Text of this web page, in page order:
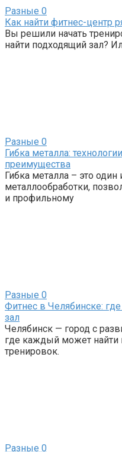
Разные 0
Как найти фитнес-центр
Вы решили начать
найти подходящий зал?
Разные 0
Гибка металла:
преимущества
Гибка металла – это
металлообработки,
и профильному
Разные 0
Фитнес в Челябинске:
зал
Челябинск — город с
где каждый может найти
тренировок.
Разные 0